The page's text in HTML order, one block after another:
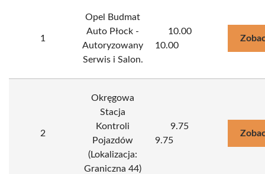
1
Opel Budmat
Auto Płock -
Autoryzowany
Serwis i Salon.
10.00
10.00
2
Okręgowa
Stacja
Kontroli
Pojazdów
(Lokalizacja:
Graniczna 44)
9.75
9.75